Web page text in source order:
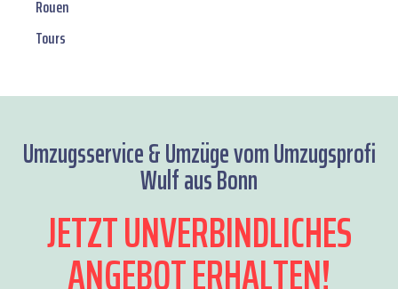
Rouen
Tours
Umzugsservice & Umzüge vom Umzugsprofi
Wulf aus Bonn
JETZT UNVERBINDLICHES
ANGEBOT ERHALTEN!